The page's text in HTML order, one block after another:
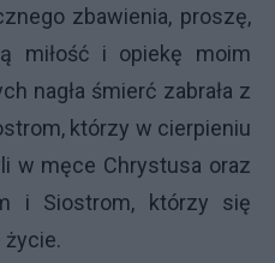
zbawienia, proszę,
miłość i opiekę moim
nagła śmierć zabrała z
którzy w cierpieniu
w męce Chrystusa oraz
i Siostrom, którzy się
życie.